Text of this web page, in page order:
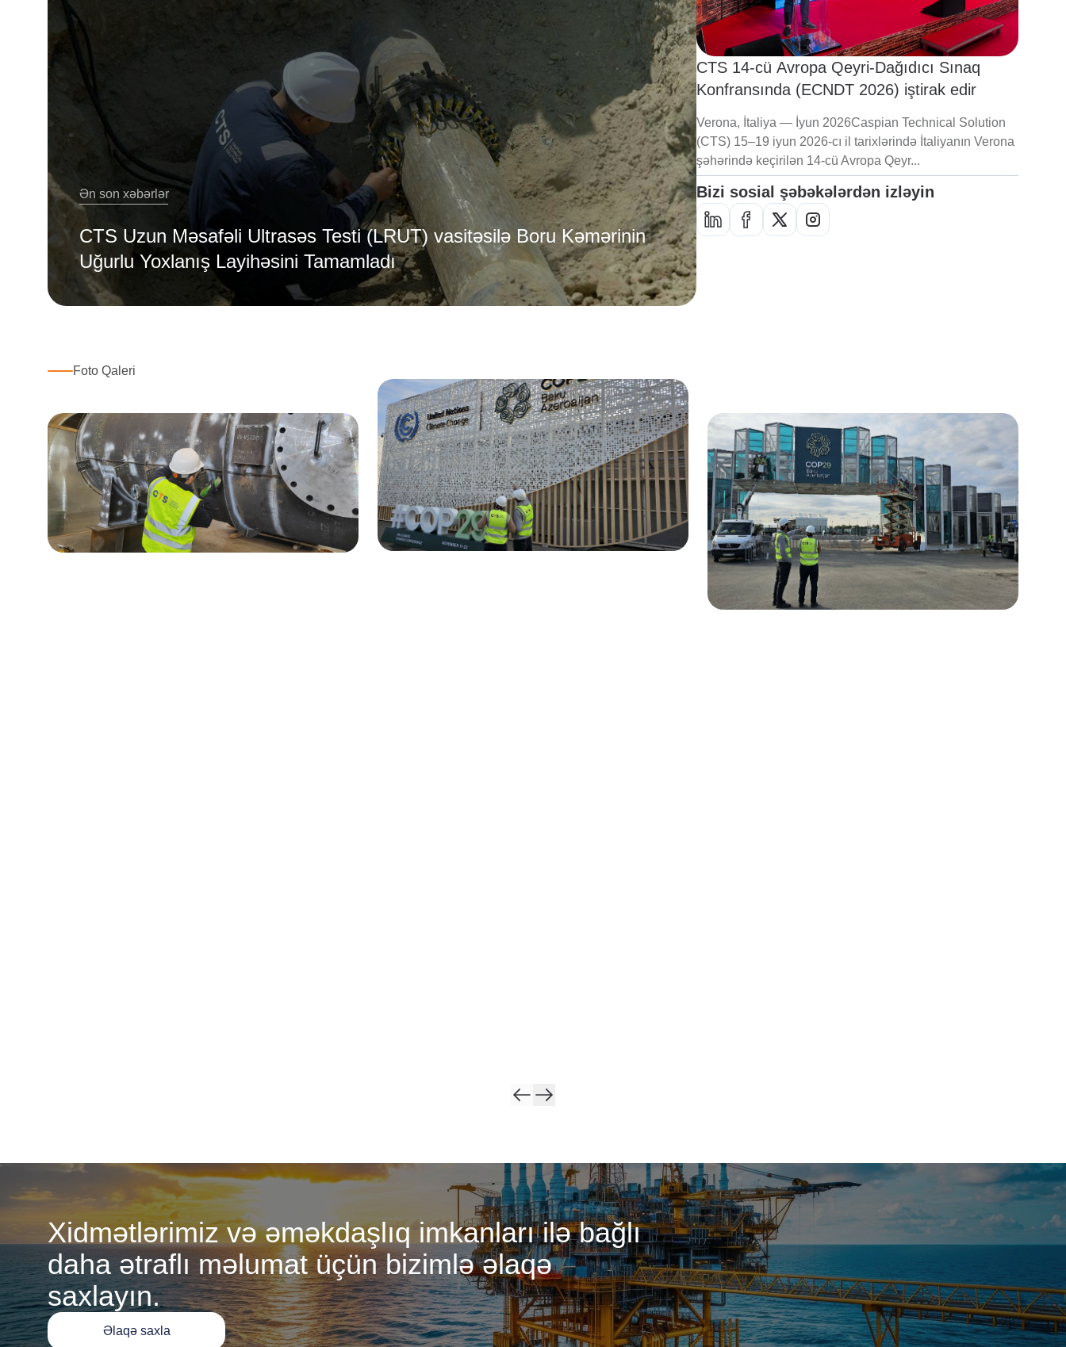
Ən son xəbərlər
CTS Uzun Məsafəli Ultrasəs Testi (LRUT) vasitəsilə Boru Kəmərinin
Uğurlu Yoxlanış Layihəsini Tamamladı
CTS 14-cü Avropa Qeyri-Dağıdıcı Sınaq
Konfransında (ECNDT 2026) iştirak edir
Verona, İtaliya — İyun 2026Caspian Technical Solution
(CTS) 15–19 iyun 2026-cı il tarixlərində İtaliyanın Verona
şəhərində keçirilən 14-cü Avropa Qeyr...
Bizi sosial şəbəkələrdən izləyin
Foto Qaleri
Xidmətlərimiz və əməkdaşlıq imkanları ilə bağlı
daha ətraflı məlumat üçün bizimlə əlaqə
saxlayın.
Əlaqə saxla